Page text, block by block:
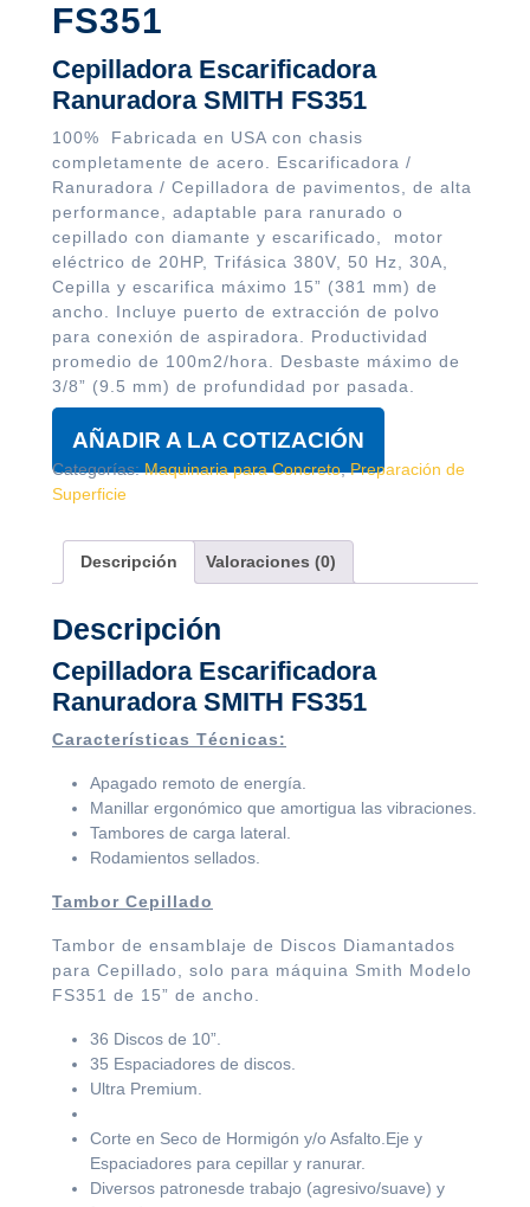
FS351
Cepilladora Escarificadora
Ranuradora SMITH FS351
100% Fabricada en USA con chasis
completamente de acero. Escarificadora /
Ranuradora / Cepilladora de pavimentos, de alta
performance, adaptable para ranurado o
cepillado con diamante y escarificado, motor
eléctrico de 20HP, Trifásica 380V, 50 Hz, 30A,
Cepilla y escarifica máximo 15” (381 mm) de
ancho. Incluye puerto de extracción de polvo
para conexión de aspiradora. Productividad
promedio de 100m2/hora. Desbaste máximo de
3/8” (9.5 mm) de profundidad por pasada.
AÑADIR A LA COTIZACIÓN
Categorías:Maquinaria para Concreto,Preparación de
Superficie
Descripción Valoraciones (0)
Descripción
Cepilladora Escarificadora
Ranuradora SMITH FS351
Características Técnicas:
Apagado remoto de energía.
Manillar ergonómico que amortigua las vibraciones.
Tambores de carga lateral.
Rodamientos sellados.
Tambor Cepillado
Tambor de ensamblaje de Discos Diamantados
para Cepillado, solo para máquina Smith Modelo
FS351 de 15” de ancho.
36 Discos de 10”.
35 Espaciadores de discos.
Ultra Premium.
Corte en Seco de Hormigón y/o Asfalto.Eje y
Espaciadores para cepillar y ranurar.
Diversos patronesde trabajo (agresivo/suave) y